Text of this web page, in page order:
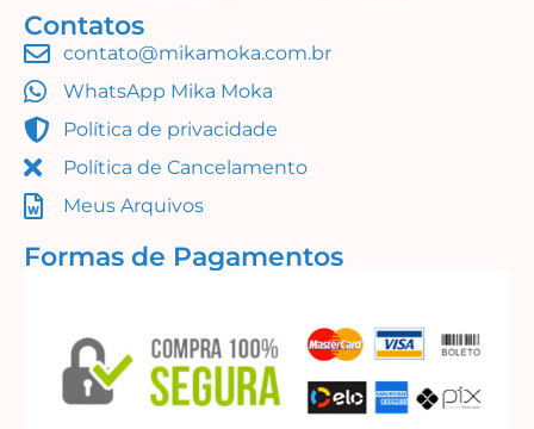
Molduras
R$16,99
Adicionar ao carrinho
Contatos
contato@mikamoka.com.br
WhatsApp Mika Moka
Política de privacidade
Política de Cancelamento
Meus Arquivos
Formas de Pagamentos